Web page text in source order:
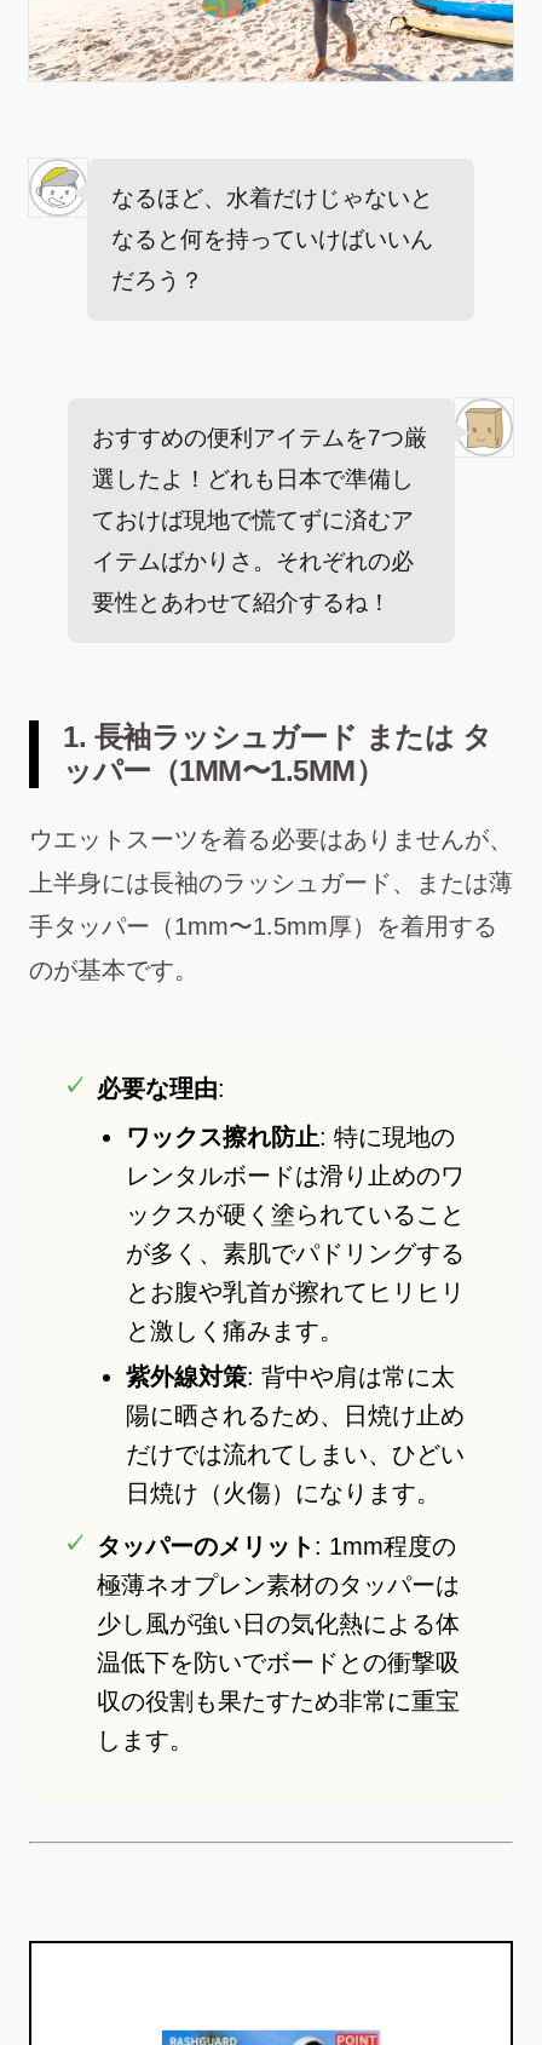
なるほど、水着だけじゃないと
なると何を持っていけばいいん
だろう？
おすすめの便利アイテムを7つ厳
選したよ！どれも日本で準備し
ておけば現地で慌てずに済むア
イテムばかりさ。それぞれの必
要性とあわせて紹介するね！
1. 長袖ラッシュガード または タ
ッパー（1MM〜1.5MM）
ウエットスーツを着る必要はありませんが、
上半身には長袖のラッシュガード、または薄
手タッパー（1mm〜1.5mm厚）を着用する
のが基本です。
必要な理由:
ワックス擦れ防止: 特に現地の
レンタルボードは滑り止めのワ
ックスが硬く塗られていること
が多く、素肌でパドリングする
とお腹や乳首が擦れてヒリヒリ
と激しく痛みます。
紫外線対策: 背中や肩は常に太
陽に晒されるため、日焼け止め
だけでは流れてしまい、ひどい
日焼け（火傷）になります。
タッパーのメリット: 1mm程度の
極薄ネオプレン素材のタッパーは
少し風が強い日の気化熱による体
温低下を防いでボードとの衝撃吸
収の役割も果たすため非常に重宝
します。